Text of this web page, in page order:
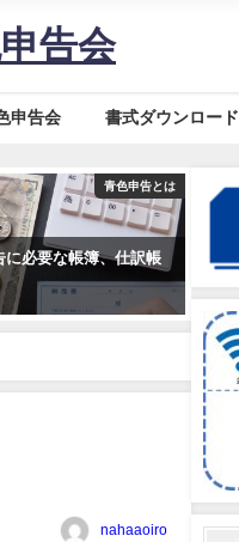
告会
申告会 書式ダウンロード
青色申告とは
に必要な帳簿、仕訳帳
nahaaoiro